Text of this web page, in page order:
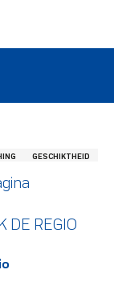
DE REGIO
GESCHIKTHEID
Fiarey, 38410